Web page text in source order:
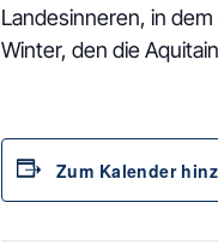
Landesinneren, in
Winter, den die
Zum Kalender